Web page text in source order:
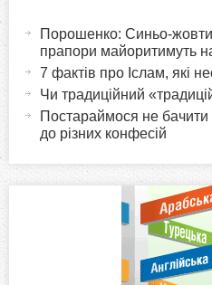
z в
Порошенко: Синьо-
прапори майоритимуть
7 фактів про Іслам, які
Чи традиційний
Постараймося не
до різних конфесій